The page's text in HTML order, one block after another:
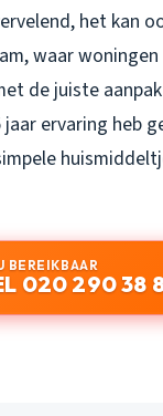
het kan
waar
de juiste
ervaring heb
BEREIKBAAR
020 290 38